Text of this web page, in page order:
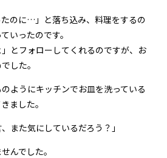
たのに…」と落ち込み、料理をするの
いったのです。
とフォローしてくれるのですが、お
した。
ようにキッチンでお皿を洗っている
ました。
また気にしているだろう？」
んでした。